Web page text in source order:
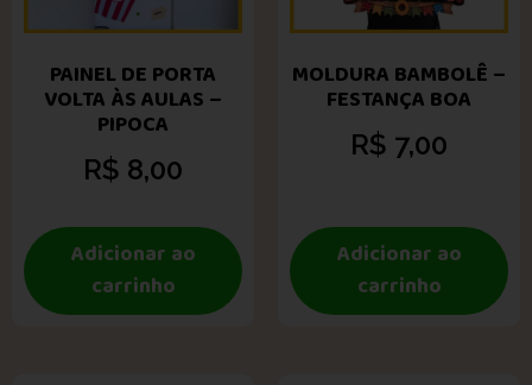
PAINEL DE PORTA
VOLTA ÀS AULAS –
PIPOCA
R$ 8,00
Adicionar ao
carrinho
MOLDURA BAMBOLÊ –
FESTANÇA BOA
R$ 7,00
Adicionar ao
carrinho